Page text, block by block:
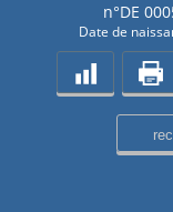
n°DE
Date de